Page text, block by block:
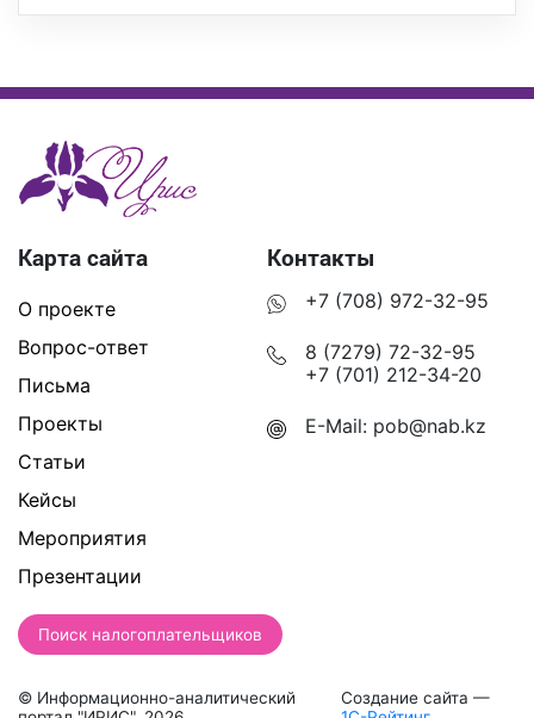
Карта сайта
О проекте
Вопрос-ответ
Письма
Проекты
Статьи
Кейсы
Мероприятия
Презентации
Контакты
+7 (708) 972-32-95
8 (7279) 72-32-95
+7 (701) 212-34-20
E-Mail: pob@nab.kz
Поиск налогоплательщиков
© Информационно-аналитический
Создание сайта —